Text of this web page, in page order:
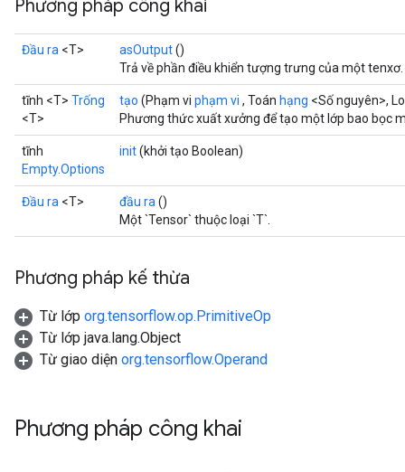
Phương pháp công khai
Đầu ra <T> asOutput()
Trả về phần điều khiển tượng trưng của một tenxơ.
tĩnh <T> Trống
<T>
tạo (Phạm vi phạm vi , Toán hạng <Số nguyên>,
Phương thức xuất xưởng để tạo một lớp bao bọc
tĩnh
Empty.Options
init(khởi tạo Boolean)
Đầu ra <T> đầu ra ()
Một `Tensor` thuộc loại `T`.
Phương pháp kế thừa
Từ lớp org.tensorflow.op.PrimitiveOp
Từ lớp java.lang.Object
Từ giao diện org.tensorflow.Operand
Phương pháp công khai